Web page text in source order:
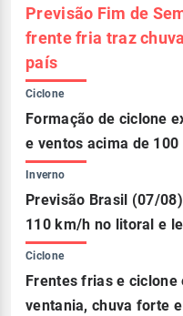
Previsão Fim de
frente fria traz
país
Ciclone
Formação de ciclone
e ventos acima de 100
Inverno
Previsão Brasil (07/
110 km/h no litoral e
Ciclone
Frentes frias e
ventania, chuva forte